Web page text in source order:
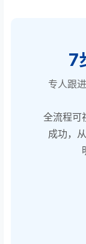
7
专人跟
全流程可
成功，